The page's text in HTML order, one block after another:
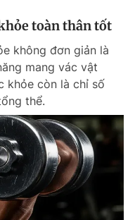
toàn thân tốt
không đơn giản là
mang vác vật
khỏe còn là chỉ số
thể.